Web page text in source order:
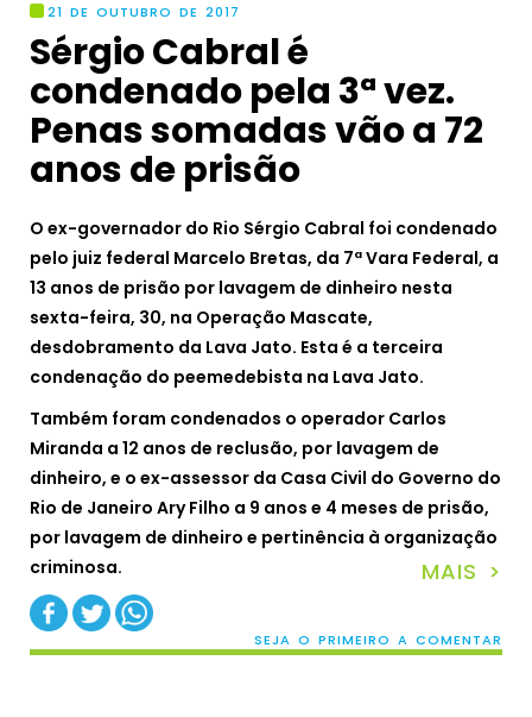
21 DE OUTUBRO DE 2017
Sérgio Cabral é
condenado pela 3ª vez.
Penas somadas vão a 72
anos de prisão
O ex-governador do Rio Sérgio Cabral foi condenado
pelo juiz federal Marcelo Bretas, da 7ª Vara Federal, a
13 anos de prisão por lavagem de dinheiro nesta
sexta-feira, 30, na Operação Mascate,
desdobramento da Lava Jato. Esta é a terceira
condenação do peemedebista na Lava Jato.
Também foram condenados o operador Carlos
Miranda a 12 anos de reclusão, por lavagem de
dinheiro, e o ex-assessor da Casa Civil do Governo do
Rio de Janeiro Ary Filho a 9 anos e 4 meses de prisão,
por lavagem de dinheiro e pertinência à organização
criminosa.
MAIS >
SEJA O PRIMEIRO A COMENTAR